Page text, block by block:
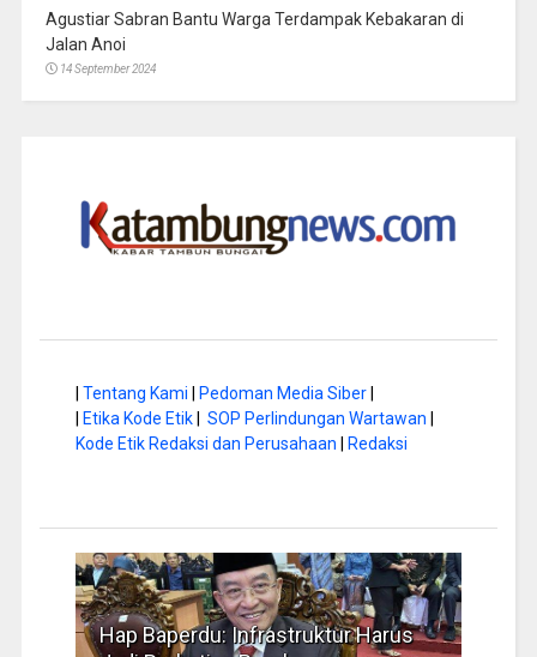
Agustiar Sabran Bantu Warga Terdampak Kebakaran di
Jalan Anoi
14 September 2024
Tentang Kami Pedoman Media Siber|
Etika Kode Etik| SOP Perlindungan Wartawan
Kode Etik Redaksi dan Perusahaan
Redaksi
Hap Baperdu: Infrastruktur Harus